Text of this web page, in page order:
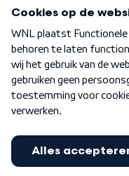
Nieuwsbrief
Word Lid